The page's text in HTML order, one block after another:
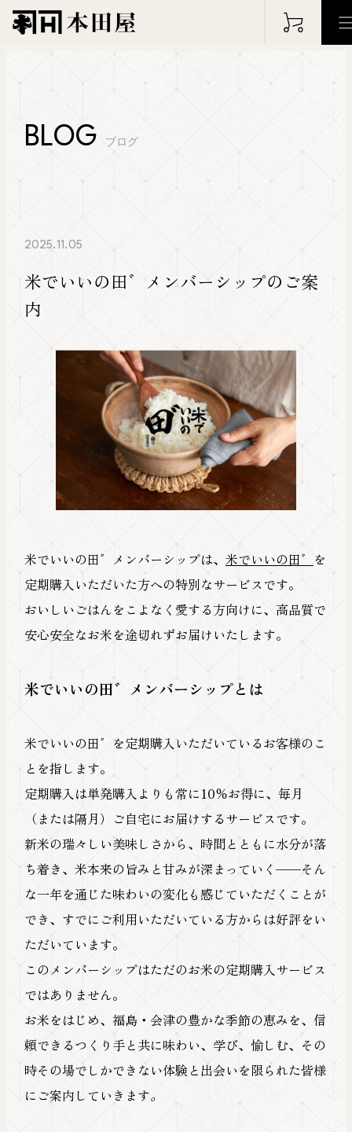
ホーム
ABOUT
BLOG
FOLLOW US
BLOG ブログ
2025.11.05
米でいいの田゛メンバーシップのご案
内
米でいいの田゛メンバーシップは、 米でいいの田゛ を
定期購入いただいた方への特別なサービスです。
おいしいごはんをこよなく愛する方向けに、高品質で
安心安全なお米を途切れずお届けいたします。
米でいいの田゛メンバーシップとは
米でいいの田゛を定期購入いただいているお客様のこ
とを指します。
定期購入は単発購入よりも常に10％お得に、毎月
（または隔月）ご自宅にお届けするサービスです。
新米の瑞々しい美味しさから、時間とともに水分が落
ち着き、米本来の旨みと甘みが深まっていく——そん
な一年を通じた味わいの変化も感じていただくことが
でき、すでにご利用いただいている方からは好評をい
ただいています。
このメンバーシップはただのお米の定期購入サービス
ではありません。
お米をはじめ、福島・会津の豊かな季節の恵みを、信
頼できるつくり手と共に味わい、学び、愉しむ、その
時その場でしかできない体験と出会いを限られた皆様
にご案内していきます。